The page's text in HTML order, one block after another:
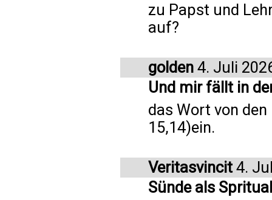
zu Papst und
auf?
golden 4. Juli
Und mir fällt in
das Wort von
15,14)ein.
Veritasvincit4.
Sünde als